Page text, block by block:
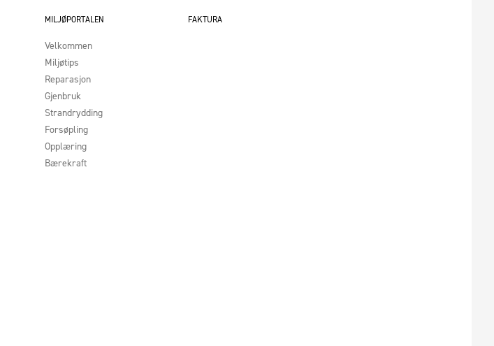
MILJØPORTALEN
Velkommen
Miljøtips
Reparasjon
Gjenbruk
Strandrydding
Forsøpling
Opplæring
Bærekraft
FAKTURA